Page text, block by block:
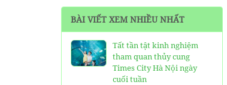
BÀI VIẾT XEM NHIỀU NHẤT
Tất tần tật kinh nghiệm
tham quan thủy cung
Times City Hà Nội ngày
cuối tuần